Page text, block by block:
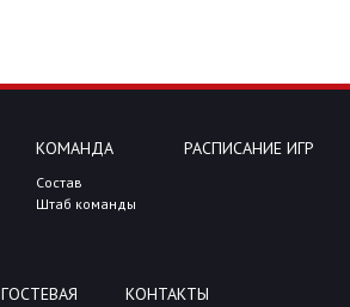
КОМАНДА
Состав
Штаб команды
РАСПИСАНИЕ ИГР
ГОСТЕВАЯ КОНТАКТЫ